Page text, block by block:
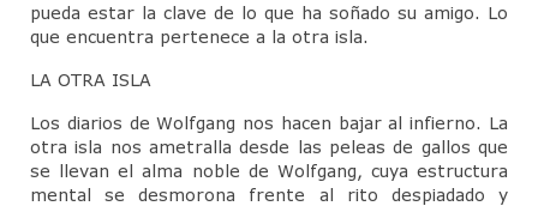
pueda estar la clave de lo que ha soñado su amigo. Lo
que encuentra pertenece a la otra isla.
LA OTRA ISLA
Los diarios de Wolfgang nos hacen bajar al infierno. La
otra isla nos ametralla desde las peleas de gallos que
se llevan el alma noble de Wolfgang, cuya estructura
mental se desmorona frente al rito despiadado y